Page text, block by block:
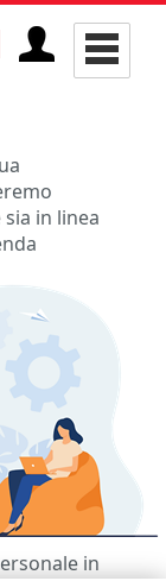
in linea
in